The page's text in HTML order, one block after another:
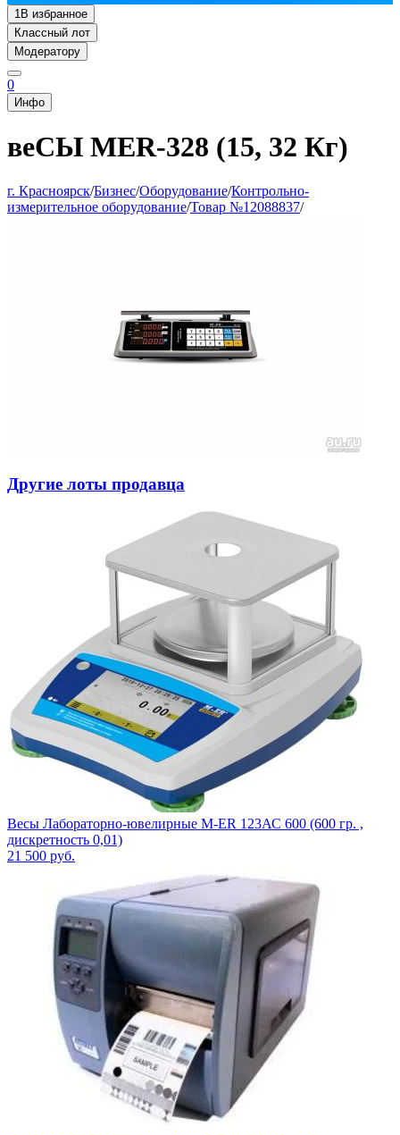
1В избранное
Классный лот
Модератору
0
Инфо
веСЫ MER-328 (15, 32 Кг)
г. Красноярск/Бизнес/Оборудование/Контрольно-
измерительное оборудование/Товар №12088837/
Другие лоты продавца
Весы Лабораторно-ювелирные M-ER 123АС 600 (600 гр. ,
дискретность 0,01)
21 500 руб.